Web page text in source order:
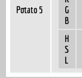
Potato 5
G
B
H
S
L